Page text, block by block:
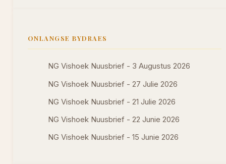
ONLANGSE BYDRAES
NG Vishoek Nuusbrief - 3 Augustus 2026
NG Vishoek Nuusbrief - 27 Julie 2026
NG Vishoek Nuusbrief - 21 Julie 2026
NG Vishoek Nuusbrief - 22 Junie 2026
NG Vishoek Nuusbrief - 15 Junie 2026